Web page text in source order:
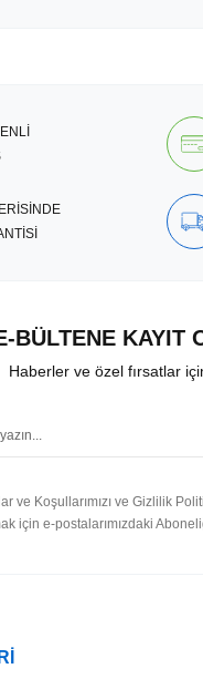
BÜLTENE KAYIT
Haberler ve özel fırsatlar
ve Koşullarımızı ve Gizlilik
için e-postalarımızdaki